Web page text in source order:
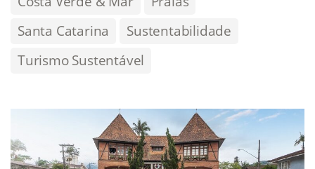
Santa Catarina
Sustentabilidade
Turismo Sustentável